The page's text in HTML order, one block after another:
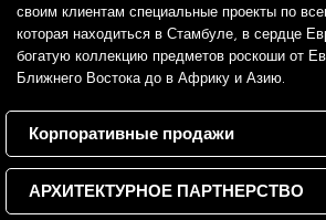
своим клиентам специальные проекты по
которая находиться в Стамбуле, в сердце
богатую коллекцию предметов роскоши от
Ближнего Востока до в Африку и Азию.
Корпоративные продажи
АРХИТЕКТУРНОЕ ПАРТНЕРСТВО